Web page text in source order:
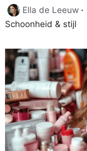
Ella de Leeuw
Schoonheid & stijl